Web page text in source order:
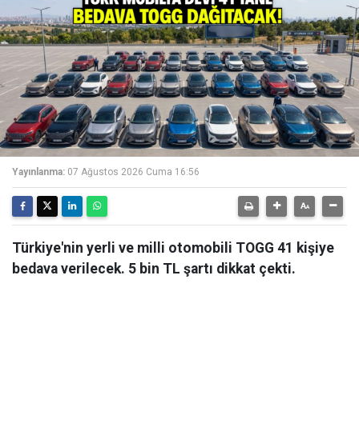
Yayınlanma: 07 Ağustos 2026 Cuma 16:56
Türkiye'nin yerli ve milli otomobili TOGG 41 kişiye
bedava verilecek. 5 bin TL şartı dikkat çekti.